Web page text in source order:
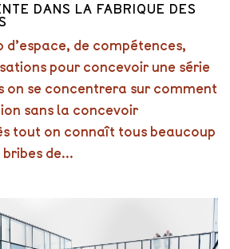
DANS LA FABRIQUE DES
de compétences,
pour concevoir une série
on se concentrera sur comment
sans la concevoir
tout on connaît tous beaucoup
de...